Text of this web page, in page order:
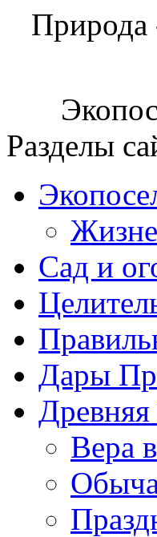
Природа
Разделы
Сад и
Дары
Древняя
Вера